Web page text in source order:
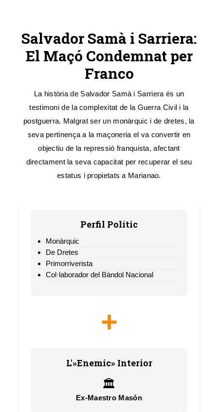
Salvador Samà i Sarriera:
El Maçó Condemnat per
Franco
La història de Salvador Samà i Sarriera és un
testimoni de la complexitat de la Guerra Civil i la
postguerra. Malgrat ser un monàrquic i de dretes, la
seva pertinença a la maçoneria el va convertir en
objectiu de la repressió franquista, afectant
directament la seva capacitat per recuperar el seu
estatus i propietats a Marianao.
Perfil Polític
Monàrquic
De Dretes
Primorriverista
Col·laborador del Bàndol Nacional
+
L'»Enemic» Interior
🏛️
Ex-Maestro Masón